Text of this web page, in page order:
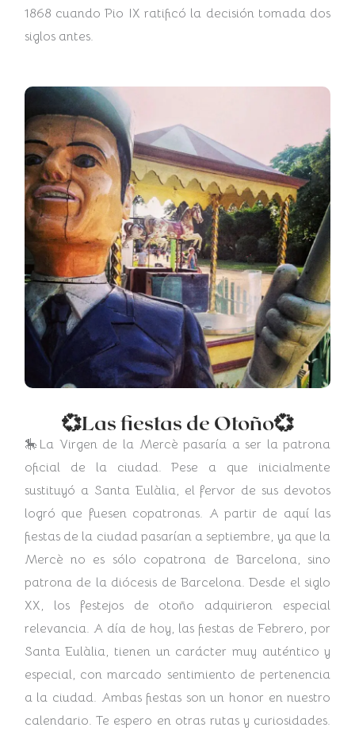
1868 cuando Pio IX ratificó la decisión tomada dos
siglos antes.
💞Las fiestas de Otoño💞
🎠La Virgen de la Mercè pasaría a ser la patrona
oficial de la ciudad. Pese a que inicialmente
sustituyó a Santa Eulàlia, el fervor de sus devotos
logró que fuesen copatronas. A partir de aquí las
fiestas de la ciudad pasarían a septiembre, ya que la
Mercè no es sólo copatrona de Barcelona, sino
patrona de la diócesis de Barcelona. Desde el siglo
XX, los festejos de otoño adquirieron especial
relevancia. A día de hoy, las fiestas de Febrero, por
Santa Eulàlia, tienen un carácter muy auténtico y
especial, con marcado sentimiento de pertenencia
a la ciudad. Ambas fiestas son un honor en nuestro
calendario. Te espero en otras rutas y curiosidades.